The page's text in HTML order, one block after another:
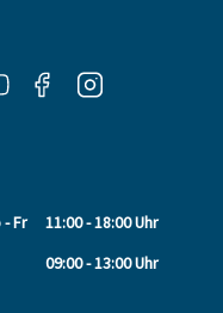
- Fr
11:00 - 18:00 Uhr
09:00 - 13:00 Uhr